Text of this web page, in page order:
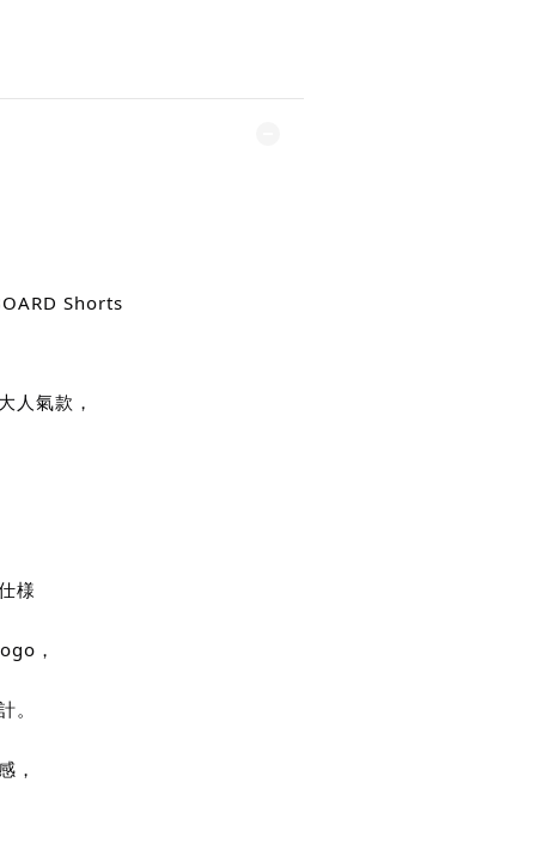
Shorts
人氣款，
様
，
。
，